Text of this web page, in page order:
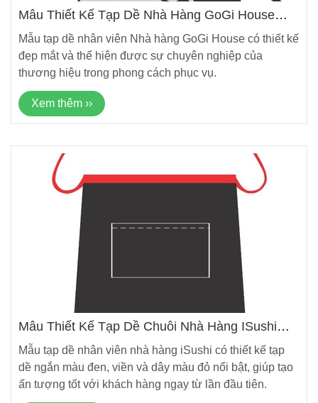
Mẫu Thiết Kế Tạp Dề Nhà Hàng GoGi House
Mẫu tạp dề nhân viên Nhà hàng GoGi House có thiết kế
đẹp mắt và thể hiện được sự chuyên nghiệp của
thương hiệu trong phong cách phục vụ.
Xem thêm ››
Mẫu Thiết Kế Tạp Dề Chuỗi Nhà Hàng ISushi
Mẫu tạp dề nhân viên nhà hàng iSushi có thiết kế tạp
dề ngắn màu đen, viền và dây màu đỏ nổi bật, giúp tạo
ấn tượng tốt với khách hàng ngay từ lần đầu tiên.